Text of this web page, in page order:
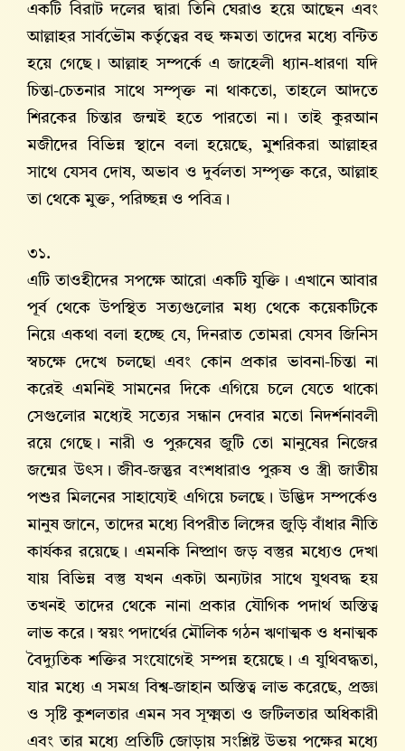
একটি বিরাট দলের দ্বারা তিনি ঘেরাও হয়ে আছেন এবং
আল্লাহ‌র সার্বভৌম কর্তৃত্বের বহু ক্ষমতা তাদের মধ্যে বন্টিত
হয়ে গেছে। আল্লাহ‌ সম্পর্কে এ জাহেলী ধ্যান-ধারণা যদি
চিন্তা-চেতনার সাথে সম্পৃক্ত না থাকতো, তাহলে আদতে
শিরকের চিন্তার জন্মই হতে পারতো না। তাই কুরআন
মজীদের বিভিন্ন স্থানে বলা হয়েছে, মুশরিকরা আল্লাহ‌র
সাথে যেসব দোষ, অভাব ও দুর্বলতা সম্পৃক্ত করে, আল্লাহ‌
তা থেকে মুক্ত, পরিচ্ছন্ন ও পবিত্র।
৩১.
এটি তাওহীদের সপক্ষে আরো একটি যুক্তি। এখানে আবার
পূর্ব থেকে উপস্থিত সত্যগুলোর মধ্য থেকে কয়েকটিকে
নিয়ে একথা বলা হচ্ছে যে, দিনরাত তোমরা যেসব জিনিস
স্বচক্ষে দেখে চলছো এবং কোন প্রকার ভাবনা-চিন্তা না
করেই এমনিই সামনের দিকে এগিয়ে চলে যেতে থাকো
সেগুলোর মধ্যেই সত্যের সন্ধান দেবার মতো নিদর্শনাবলী
রয়ে গেছে। নারী ও পুরুষের জুটি তো মানুষের নিজের
জন্মের উৎস। জীব-জন্তুর বংশধারাও পুরুষ ও স্ত্রী জাতীয়
পশুর মিলনের সাহায্যেই এগিয়ে চলছে। উদ্ভিদ সম্পর্কেও
মানুষ জানে, তাদের মধ্যে বিপরীত লিঙ্গের জুড়ি বাঁধার নীতি
কার্যকর রয়েছে। এমনকি নিষ্প্রাণ জড় বস্তুর মধ্যেও দেখা
যায় বিভিন্ন বস্তু যখন একটা অন্যটার সাথে যুথবদ্ধ হয়
তখনই তাদের থেকে নানা প্রকার যৌগিক পদার্থ অস্তিত্ব
লাভ করে। স্বয়ং পদার্থের মৌলিক গঠন ঋণাত্মক ও ধনাত্মক
বৈদ্যুতিক শক্তির সংযোগেই সম্পন্ন হয়েছে। এ যুথিবদ্ধতা,
যার মধ্যে এ সমগ্র বিশ্ব-জাহান অস্তিত্ব লাভ করেছে, প্রজ্ঞা
ও সৃষ্টি কুশলতার এমন সব সূক্ষ্মতা ও জটিলতার অধিকারী
এবং তার মধ্যে প্রতিটি জোড়ায় সংশ্লিষ্ট উভয় পক্ষের মধ্যে